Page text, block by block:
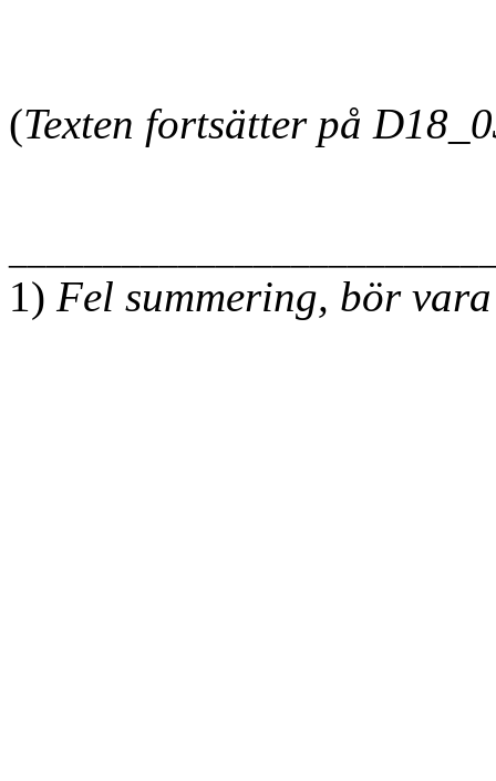
(Texten fortsätter på
1) Fel summering, bör